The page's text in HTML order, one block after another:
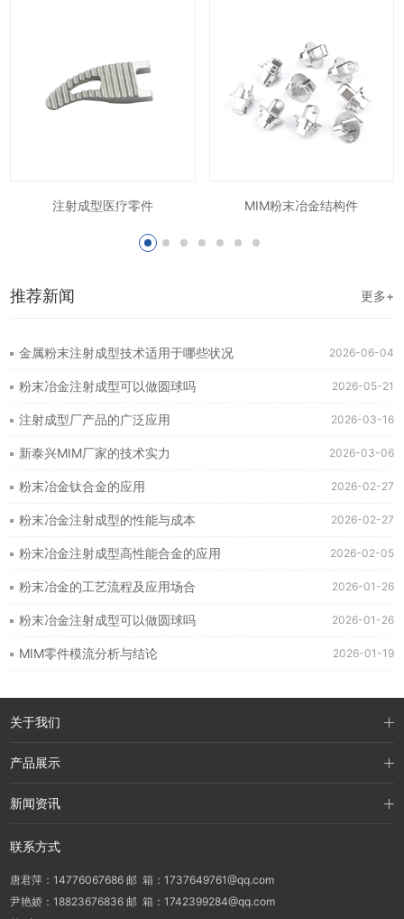
注射成型医疗零件 MIM粉末冶金结构件
推荐新闻 更多+
2026-06-04
金属粉末注射成型技术适用于哪些状况
2026-05-21
粉末冶金注射成型可以做圆球吗
2026-03-16
注射成型厂产品的广泛应用
2026-03-06
新泰兴MIM厂家的技术实力
2026-02-27
粉末冶金钛合金的应用
2026-02-27
粉末冶金注射成型的性能与成本
2026-02-05
粉末冶金注射成型高性能合金的应用
2026-01-26
粉末冶金的工艺流程及应用场合
2026-01-26
粉末冶金注射成型可以做圆球吗
2026-01-19
MIM零件模流分析与结论
关于我们
产品展示
新闻资讯
联系方式
唐君萍：14776067686 邮 箱：1737649761@qq.com
尹艳娇：18823676836 邮 箱：1742399284@qq.com